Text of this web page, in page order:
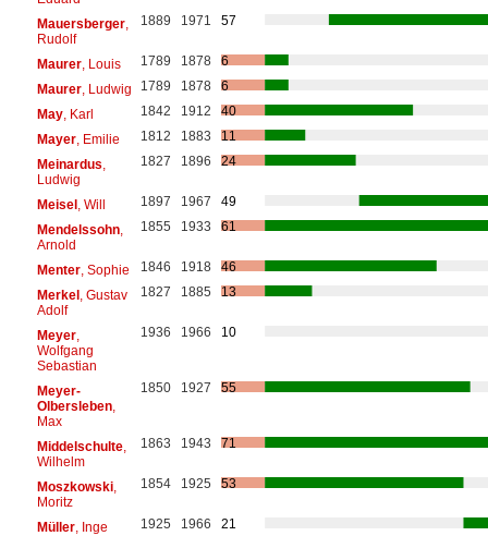
Mauersberger,
Rudolf
1889 1971 57
Maurer, Louis 1789 1878
6
Maurer, Ludwig 1789 1878
6
May, Karl 1842 1912
40
Mayer, Emilie 1812 1883
11
Meinardus
Ludwig
1827 1896 24
Meisel, Will 1897 1967
49
Mendelssohn,
Arnold
1855 1933 61
Menter, Sophie 1846 1918
46
Merkel, Gustav
Adolf
1827 1885 13
Meyer,
Wolfgang
Sebastian
1936 1966 10
Meyer-
Olbersleben,
Max
1850 1927 55
Middelschulte,
Wilhelm
1863 1943 71
Moszkowski,
Moritz
1854 1925 53
Müller, Inge 1925 1966
21